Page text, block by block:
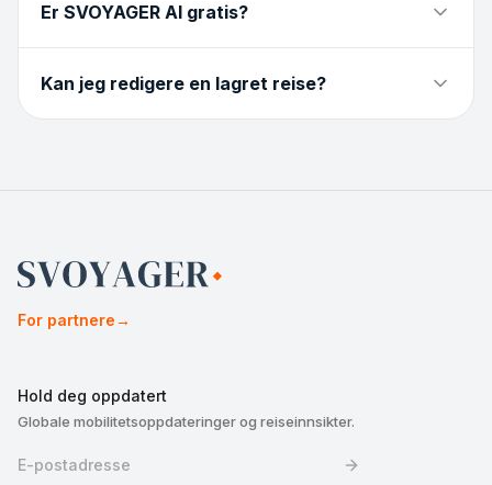
Er SVOYAGER AI gratis?
Kan jeg redigere en lagret reise?
For partnere→
Hold deg oppdatert
Globale mobilitetsoppdateringer og reiseinnsikter.